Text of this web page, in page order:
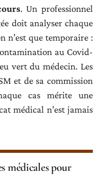
. Un professionnel
doit analyser chaque
n’est que temporaire :
au Covid-
vert du médecin. Les
et de sa commission
cas mérite une
médical n’est jamais
médicales pour